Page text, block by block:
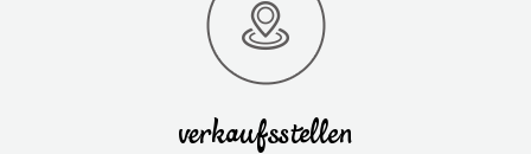
verkaufsstellen